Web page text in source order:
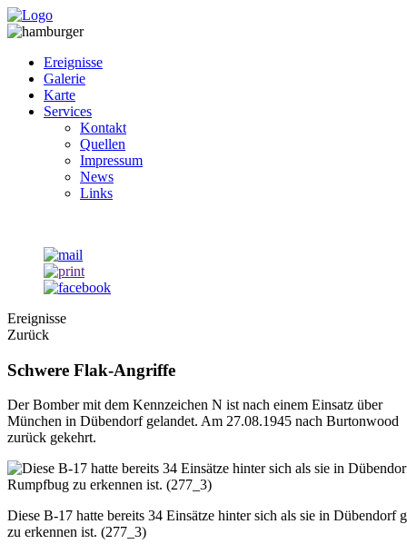
Ereignisse
Galerie
Karte
Services
Kontakt
Quellen
Impressum
News
Links
Ereignisse
Zurück
Schwere Flak-Angriffe
Der Bomber mit dem Kennzeichen N ist nach einem Einsatz über
München in Dübendorf gelandet. Am 27.08.1945 nach Burtonwood
zurück gekehrt.
Diese B-17 hatte bereits 34 Einsätze hinter sich als sie in
zu erkennen ist. (277_3)